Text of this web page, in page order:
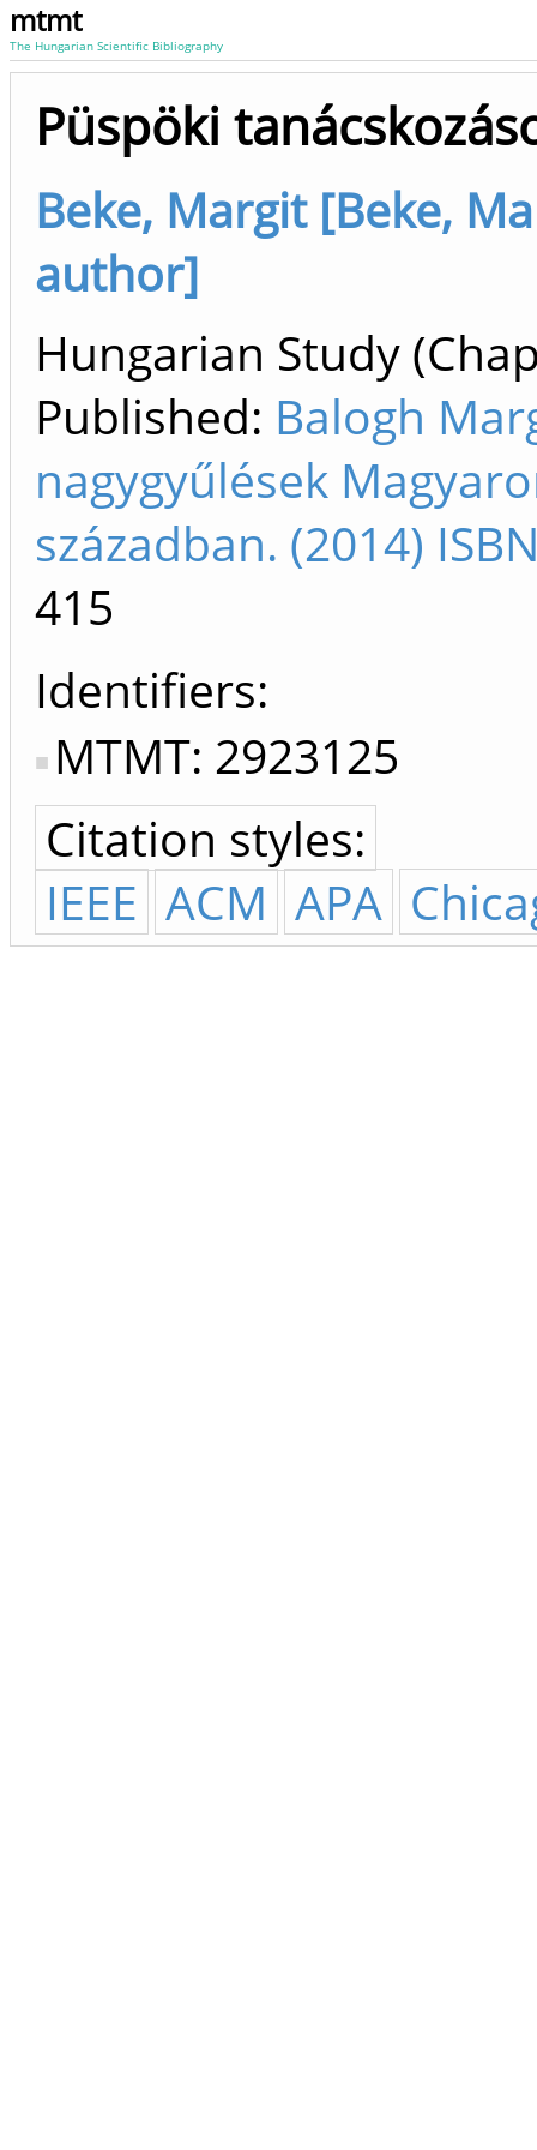
mtmt
The Hungarian Scientific Bibliography
Püspöki
Beke, Margit [Beke,
author]
Hungarian Study
Published: Balogh
nagygyűlések
században. (2014)
415
Identifiers
MTMT: 2923125
Citation styles:
IEEE ACM APA